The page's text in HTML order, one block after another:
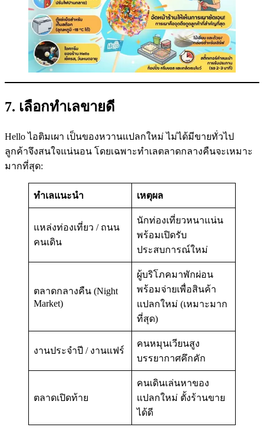
7. เลือกทำเลขายดี
Hello ไอติมเผา เป็นของหวานแปลกใหม่ ไม่ได้มีขายทั่วไป
ลูกค้าจึงสนใจแน่นอน โดยเฉพาะทำเลตลาดกลางคืนจะเหมาะ
มากที่สุด:
ทำเลแนะนำ เหตุผล
แหล่งท่องเที่ยว / ถนน
คนเดิน
นักท่องเที่ยวหนาแน่น
พร้อมเปิดรับ
ประสบการณ์ใหม่
ตลาดกลางคืน (Night
Market)
ผู้บริโภคมาพักผ่อน
พร้อมจ่ายเพื่อสินค้า
แปลกใหม่ (เหมาะมาก
ที่สุด)
งานประจำปี / งานแฟร์
คนหมุนเวียนสูง
บรรยากาศคึกคัก
ตลาดเปิดท้าย
คนเดินเล่นหาของ
แปลกใหม่ ตั้งร้านขาย
ได้ดี